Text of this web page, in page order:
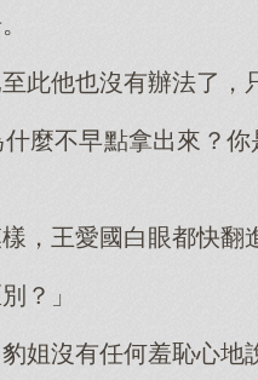
此他也沒有辦法了，
什麼不早點拿出來？
，王愛國白眼都快翻
？」
姐沒有任何羞恥心地